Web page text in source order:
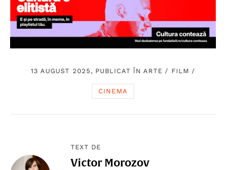
13 AUGUST 2025, PUBLICAT ÎNARTE / FILM /
CINEMA
TEXT DE
Victor Morozov